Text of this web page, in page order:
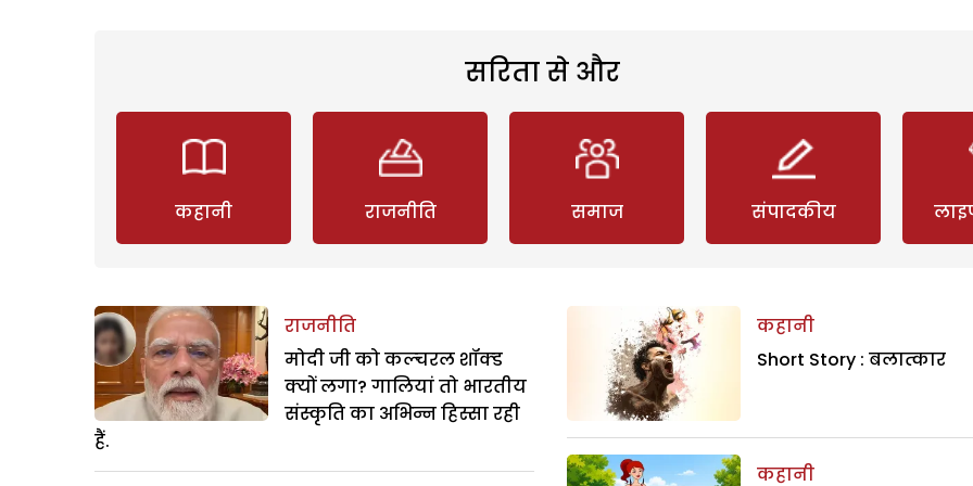
सरिता से और
कहानी राजनीति समाज संपादकीय
राजनीति
मोदी जी को कल्चरल शॉक्ड
क्यों लगा? गालियां तो भारतीय
संस्कृति का अभिन्न हिस्सा रही
हैं.
कहानी
Short Story : बलात्कार
कहानी